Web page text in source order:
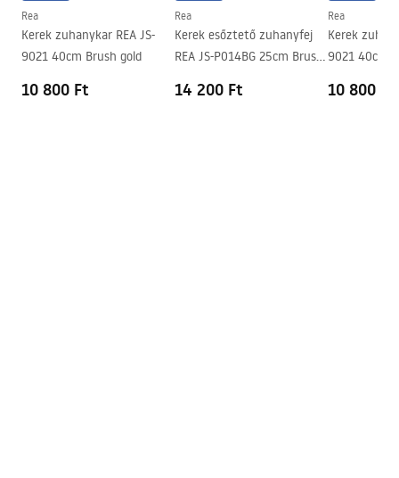
Rea
Kerek zuhanykar REA JS-
9021 40cm Brush gold
10 800 Ft
Rea
Kerek esőztető zuhanyfej
REA JS-P014BG 25cm Brush
14 200 Ft
Rea
Kerek
9021 40cm
10 800 Ft